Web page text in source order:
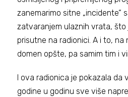
zanemarimo sitne „incidente“
zatvaranjem ulaznih vrata, što
prisutne na radionici. A i to, na
domen opšte, pa samim tim i
I ova radionica je pokazala da
godine u godinu sve više